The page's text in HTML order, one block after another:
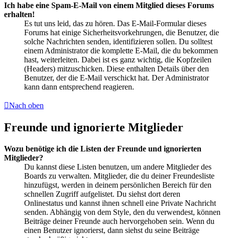
Ich habe eine Spam-E-Mail von einem Mitglied dieses Forums
erhalten!
Es tut uns leid, das zu hören. Das E-Mail-Formular dieses
Forums hat einige Sicherheitsvorkehrungen, die Benutzer, die
solche Nachrichten senden, identifizieren sollen. Du solltest
einem Administrator die komplette E-Mail, die du bekommen
hast, weiterleiten. Dabei ist es ganz wichtig, die Kopfzeilen
(Headers) mitzuschicken. Diese enthalten Details über den
Benutzer, der die E-Mail verschickt hat. Der Administrator
kann dann entsprechend reagieren.
Nach oben
Freunde und ignorierte Mitglieder
Wozu benötige ich die Listen der Freunde und ignorierten
Mitglieder?
Du kannst diese Listen benutzen, um andere Mitglieder des
Boards zu verwalten. Mitglieder, die du deiner Freundesliste
hinzufügst, werden in deinem persönlichen Bereich für den
schnellen Zugriff aufgelistet. Du siehst dort deren
Onlinestatus und kannst ihnen schnell eine Private Nachricht
senden. Abhängig von dem Style, den du verwendest, können
Beiträge deiner Freunde auch hervorgehoben sein. Wenn du
einen Benutzer ignorierst, dann siehst du seine Beiträge